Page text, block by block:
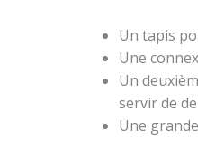
Un tapis
Une
Un
servir de
Une